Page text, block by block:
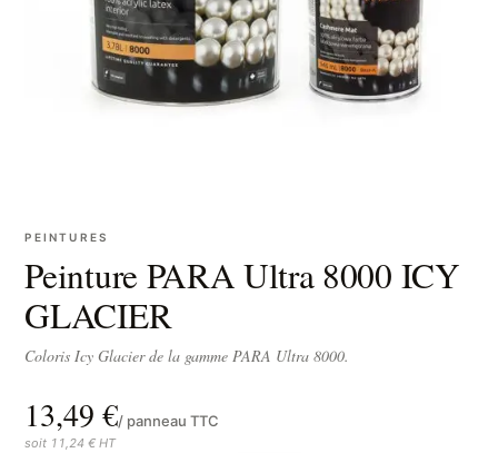
PEINTURES
Peinture PARA Ultra 8000 ICY
GLACIER
Coloris Icy Glacier de la gamme PARA Ultra 8000.
13,49 €/ panneau TTC
soit 11,24 € HT